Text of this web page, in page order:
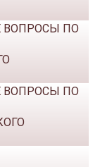
ВОПРОСЫ ПО
ВОПРОСЫ ПО